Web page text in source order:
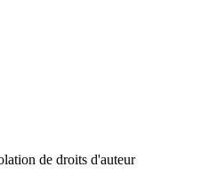
de droits d'auteur